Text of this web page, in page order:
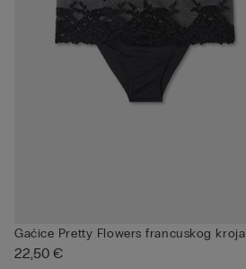
Gaćice Pretty Flowers francuskog kroja
22,50 €